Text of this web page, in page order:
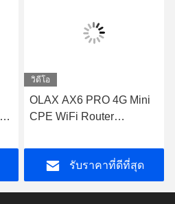
วิดีโอ
OLAX AX6 PRO 4G Mini
CPE WiFi Router
แบตเตอรี่ TTL/ IMEI
รับราคาที่ดีที่สุด